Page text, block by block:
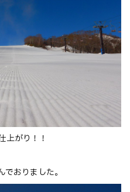
上がり！！
おりました。